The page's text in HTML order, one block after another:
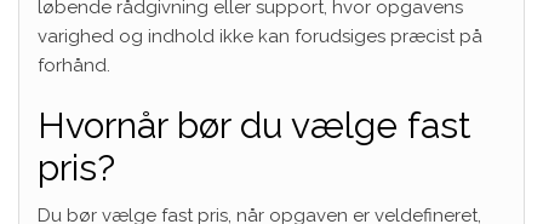
løbende rådgivning eller support, hvor opgavens
varighed og indhold ikke kan forudsiges præcist på
forhånd.
Hvornår bør du vælge fast
pris?
Du bør vælge fast pris, når opgaven er veldefineret,